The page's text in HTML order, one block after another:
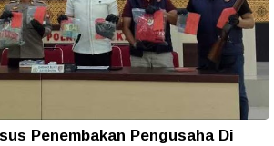
Penembakan Pengusaha Di